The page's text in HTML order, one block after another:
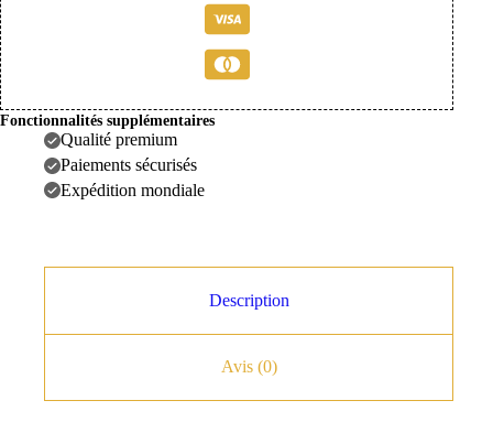
Fonctionnalités supplémentaires
Qualité premium
Paiements sécurisés
Expédition mondiale
Description
Avis (0)